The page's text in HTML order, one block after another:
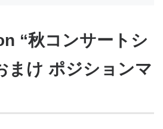
“秋コンサートシ
まけ ポジションマ